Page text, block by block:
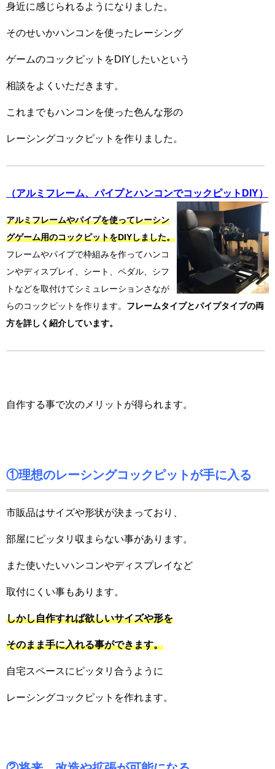
身近に感じられるようになりました。
そのせいかハンコンを使ったレーシング
ゲームのコックピットをDIYしたいという
相談をよくいただきます。
これまでもハンコンを使った色んな形の
レーシングコックピットを作りました。
（アルミフレーム、パイプとハンコンでコックピットDIY）
アルミフレームやパイプを使ってレーシン
グゲーム用のコックピットをDIYしました。
フレームやパイプで枠組みを作ってハンコ
ンやディスプレイ、シート、ペダル、シフ
トなどを取付けてシミュレーションさなが
らのコックピットを作ります。 フレームタイプとパイプタイプの両
方を詳しく紹介しています。
自作する事で次のメリットが得られます。
①理想のレーシングコックピットが手に入る
市販品はサイズや形状が決まっており、
部屋にピッタリ収まらない事があります。
また使いたいハンコンやディスプレイなど
取付にくい事もあります。
しかし自作すれば欲しいサイズや形を
そのまま手に入れる事ができます。
自宅スペースにピッタリ合うように
レーシングコックピットを作れます。